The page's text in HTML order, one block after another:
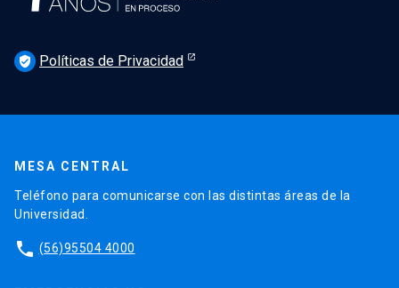
verified_user Políticas de Privacidad
MESA CENTRAL
Teléfono para comunicarse con las distintas áreas de la
Universidad.
phone (56)95504 4000